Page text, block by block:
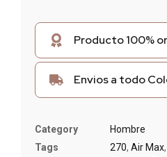
Producto 100%
Envios a todo
Category
Hombre
Tags
270, Air Max,